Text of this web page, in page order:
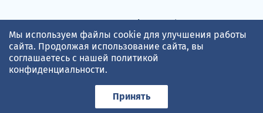
Прогноз погоды по даннымgismeteo.kz
Принимаем карты
Мы используем файлы cookie для улучшения работы
сайта. Продолжая использование сайта, вы
соглашаетесь с нашей политикой
конфиденциальности.
Принять